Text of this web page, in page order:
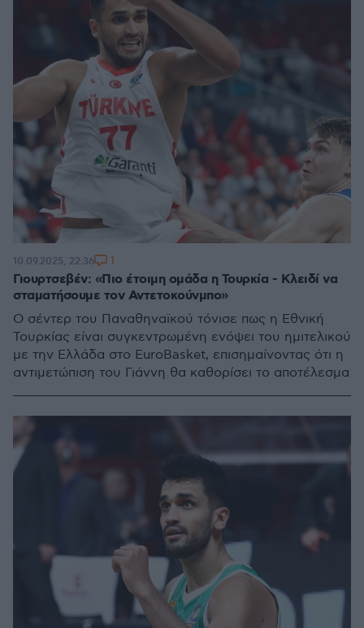
Γιουρτσεβέν: «Πιο έτοιμη ομάδα η Τουρκία - Κλειδί να
σταματήσουμε τον Αντετοκούνμπο»
Ο σέντερ του Παναθηναϊκού τόνισε πως η Εθνική
Τουρκίας είναι συγκεντρωμένη ενόψει του ημιτελικού
με την Ελλάδα στο EuroBasket, επισημαίνοντας ότι η
αντιμετώπιση του Γιάννη θα καθορίσει το αποτέλεσμα
10.09.2025, 22:36 1